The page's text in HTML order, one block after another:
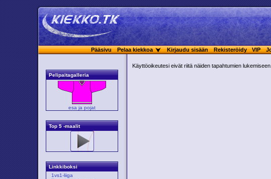
Pääsivu Pelaa kiekkoa Kirjaudu sisään Rekisteröidy VIP
Pelipaitagalleria
esa ja pojat
Top 5 -maalit
Linkkiboksi
1vs1-liiga
Käyttöoikeutesi eivät riitä näiden tapahtumien